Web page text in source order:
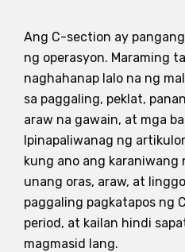
Ang C-section ay
ng operasyon. Maraming
naghahanap lalo na ng
sa paggaling, peklat,
araw na gawain, at mga
Ipinapaliwanag ng
kung ano ang karaniwang
unang oras, araw, at
paggaling pagkatapos ng
period, at kailan hindi
magmasid lang.